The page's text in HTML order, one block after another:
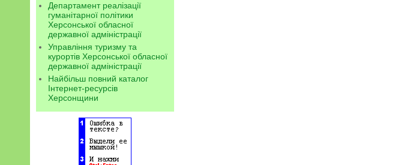
Департамент реалізації
гуманітарної політики
Херсонської обласної
державної адміністрації
Управління туризму та
курортів Херсонської обласної
державної адміністрації
Найбільш повний каталог
Інтернет-ресурсів
Херсонщини